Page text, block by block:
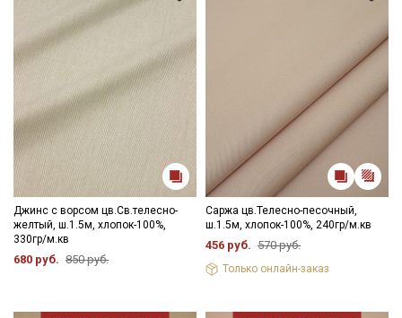
Джинс с ворсом цв.Св.телесно-
желтый, ш.1.5м, хлопок-100%,
330гр/м.кв
680 руб. 850 руб.
Саржа цв.Телесно-песочный,
ш.1.5м, хлопок-100%, 240гр/м.кв
456 руб. 570 руб.
Только онлайн-заказ
Ознакомлен(а) с
данных
Согласие на обработку персональных
данных
Согласие на получение рекламных и
информационных рассылок